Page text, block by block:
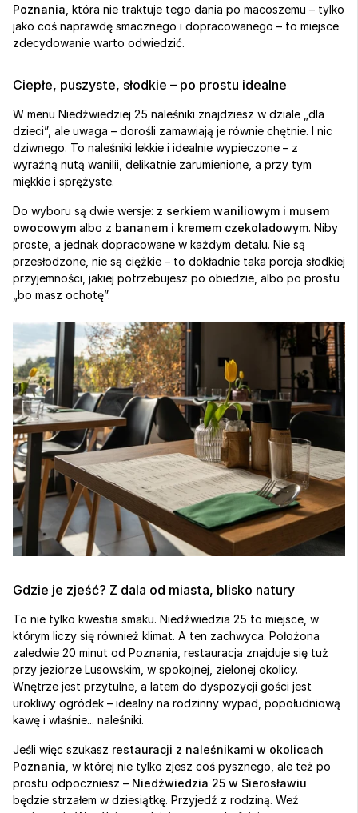
Poznania , która nie traktuje tego dania po macoszemu – tylko
jako coś naprawdę smacznego i dopracowanego – to miejsce
zdecydowanie warto odwiedzić.
Ciepłe, puszyste, słodkie – po prostu idealne
W menu Niedźwiedziej 25 naleśniki znajdziesz w dziale „dla
dzieci”, ale uwaga – dorośli zamawiają je równie chętnie. I nic
dziwnego. To naleśniki lekkie i idealnie wypieczone – z
wyraźną nutą wanilii, delikatnie zarumienione, a przy tym
miękkie i sprężyste.
Do wyboru są dwie wersje: z serkiem waniliowym i musem
owocowym albo z bananem i kremem czekoladowym. Niby
proste, a jednak dopracowane w każdym detalu. Nie są
przesłodzone, nie są ciężkie – to dokładnie taka porcja słodkiej
przyjemności, jakiej potrzebujesz po obiedzie, albo po prostu
„bo masz ochotę”.
Gdzie je zjeść? Z dala od miasta, blisko natury
To nie tylko kwestia smaku. Niedźwiedzia 25 to miejsce, w
którym liczy się również klimat. A ten zachwyca. Położona
zaledwie 20 minut od Poznania, restauracja znajduje się tuż
przy jeziorze Lusowskim, w spokojnej, zielonej okolicy.
Wnętrze jest przytulne, a latem do dyspozycji gości jest
urokliwy ogródek – idealny na rodzinny wypad, popołudniową
kawę i właśnie... naleśniki.
Jeśli więc szukasz restauracji z naleśnikami w okolicach
Poznania, w której nie tylko zjesz coś pysznego, ale też po
prostu odpoczniesz – Niedźwiedzia 25 w Sierosławiu
będzie strzałem w dziesiątkę. Przyjedź z rodziną. Weź